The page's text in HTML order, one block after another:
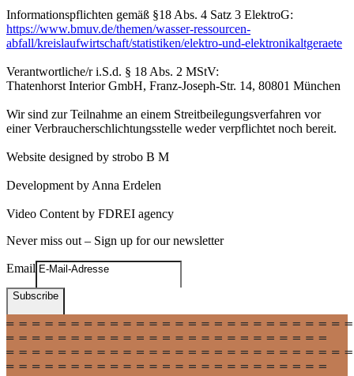
Informationspflichten gemäß §18 Abs. 4 Satz 3 ElektroG:
https://www.bmuv.de/themen/wasser-ressourcen-
abfall/kreislaufwirtschaft/statistiken/elektro-und-elektronikaltgeraete
Verantwortliche/r i.S.d. § 18 Abs. 2 MStV:
Thatenhorst Interior GmbH, Franz-Joseph-Str. 14, 80801 München
Wir sind zur Teilnahme an einem Streitbeilegungsverfahren vor
einer Verbraucherschlichtungsstelle weder verpflichtet noch bereit.
Website designed by strobo B M
Development by Anna Erdelen
Video Content by FDREI agency
Never miss out – Sign up for our newsletter
Email
Subscribe